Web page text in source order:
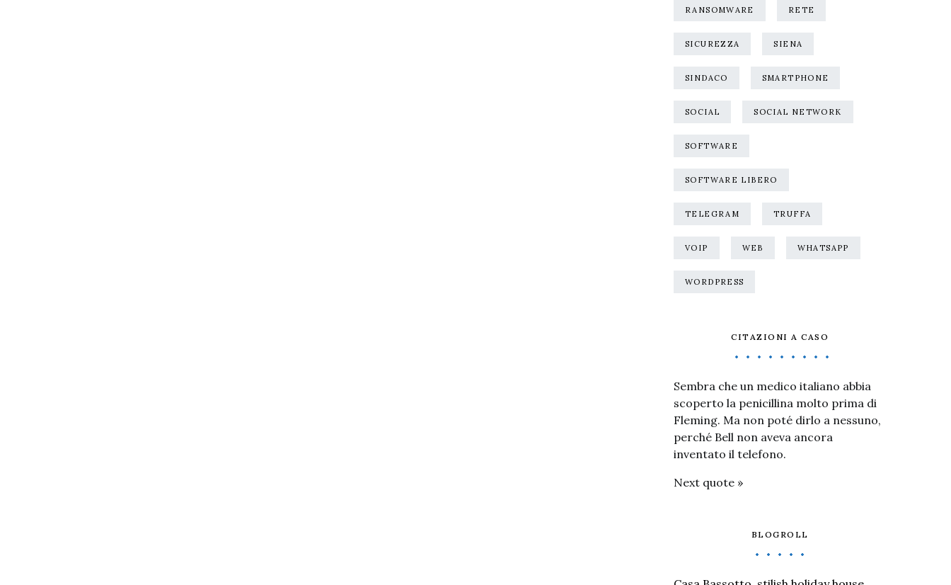
RANSOMWARE RETE
SICUREZZA SIENA
SINDACO SMARTPHONE
SOCIAL SOCIAL NETWORK
SOFTWARE
SOFTWARE LIBERO
TELEGRAM TRUFFA
VOIP WEB WHATSAPP
WORDPRESS
CITAZIONI A CASO
Sembra che un medico italiano abbia
scoperto la penicillina molto prima di
Fleming. Ma non poté dirlo a nessuno,
perché Bell non aveva ancora
inventato il telefono.
Next quote »
BLOGROLL